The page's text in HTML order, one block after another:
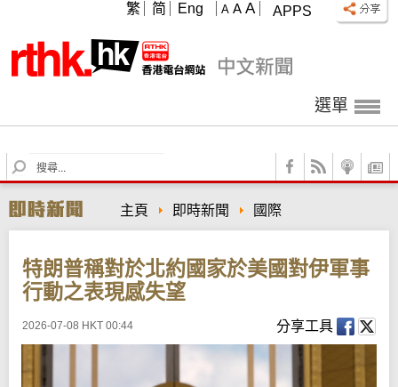
APPS
A A A
繁 简 Eng
選單
S
e
r
c
主頁 即時新聞 國際
特朗普稱對於北約國家於美國對伊軍事
行動之表現感失望
2026-07-08 HKT 00:44 分享工具